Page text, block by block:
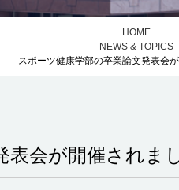
HOME
NEWS & TOPICS
スポーツ健康学部の卒業論文発表会
会が開催されま